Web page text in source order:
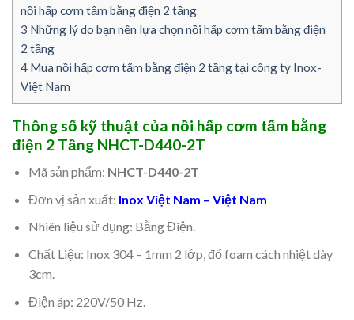
nồi hấp cơm tấm bằng điện 2 tầng
3 Những lý do bạn nên lựa chọn nồi hấp cơm tấm bằng điện
2 tầng
4 Mua nồi hấp cơm tấm bằng điện 2 tầng tại công ty Inox-
Việt Nam
Thông số kỹ thuật của nồi hấp cơm tấm bằng
điện 2 Tầng NHCT-D440-2T
Mã sản phẩm: NHCT-D440-2T
Đơn vị sản xuất: Inox Việt Nam – Việt Nam
Nhiên liệu sử dụng: Bằng Điện.
Chất Liệu: Inox 304 – 1mm 2 lớp, đổ foam cách nhiệt dày
3cm.
Điện áp: 220V/50 Hz.